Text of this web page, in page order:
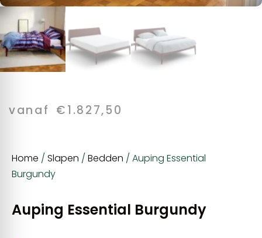
vanaf €1.827,50
Home / Slapen / Bedden / Auping Essential
Burgundy
Auping Essential Burgundy